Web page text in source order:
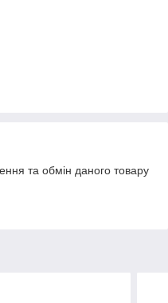
та обмін даного товару